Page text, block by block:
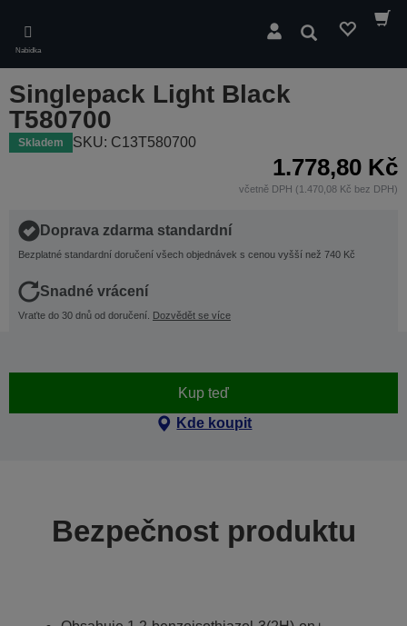
main
content
Nabídka
Hledat
Singlepack Light Black
T580700
Skladem SKU: C13T580700
1.778,80 Kč
včetně DPH (1.470,08 Kč bez DPH)
Doprava zdarma standardní
Bezplatné standardní doručení všech objednávek s cenou vyšší než 740 Kč
Snadné vrácení
Vraťte do 30 dnů od doručení. Dozvědět se více
Kup teď
Kde koupit
Bezpečnost produktu